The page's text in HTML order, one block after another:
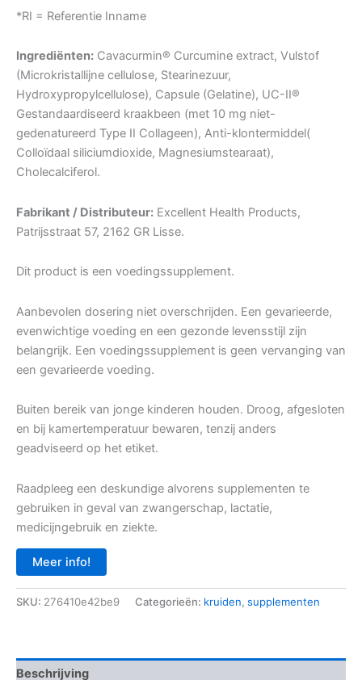
*RI = Referentie Inname
Ingrediënten: Cavacurmin® Curcumine extract, Vulstof
(Microkristallijne cellulose, Stearinezuur,
Hydroxypropylcellulose), Capsule (Gelatine), UC-II®
Gestandaardiseerd kraakbeen (met 10 mg niet-
gedenatureerd Type II Collageen), Anti-klontermiddel(
Colloïdaal siliciumdioxide, Magnesiumstearaat),
Cholecalciferol.
Fabrikant / Distributeur: Excellent Health Products,
Patrijsstraat 57, 2162 GR Lisse.
Dit product is een voedingssupplement.
Aanbevolen dosering niet overschrijden. Een gevarieerde,
evenwichtige voeding en een gezonde levensstijl zijn
belangrijk. Een voedingssupplement is geen vervanging van
een gevarieerde voeding.
Buiten bereik van jonge kinderen houden. Droog, afgesloten
en bij kamertemperatuur bewaren, tenzij anders
geadviseerd op het etiket.
Raadpleeg een deskundige alvorens supplementen te
gebruiken in geval van zwangerschap, lactatie,
medicijngebruik en ziekte.
Meer info!
SKU: 276410e42be9 Categorieën: kruiden, supplementen
Beschrijving